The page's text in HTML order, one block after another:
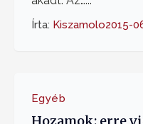
Írta: Kiszamolo2015-
Egyéb